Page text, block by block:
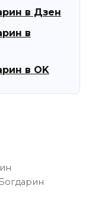
в Дзен
в
в OK